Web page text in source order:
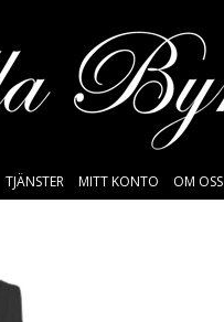
TJÄNSTER MITT KONTO OM OSS